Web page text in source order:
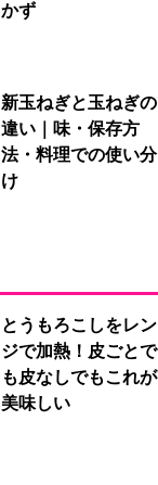
かず
新玉ねぎと玉ねぎの
違い｜味・保存方
法・料理での使い分
け
とうもろこしをレン
ジで加熱！皮ごとで
も皮なしでもこれが
美味しい